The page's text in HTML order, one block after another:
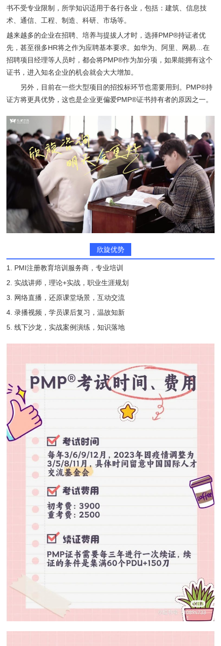
书不受专业限制，所学知识适用于各行各业，包括：建筑、信息技
术、通信、工程、制造、科研、市场等。
越来越多的企业在招聘、培养与提拔人才时，选择PMP®持证者优
先，甚至很多HR将之作为应聘基本要求。如华为、阿里、网易…在
招聘项目经理等人员时，都会将PMP®作为加分项，如果能拥有这个
证书，进入知名企业的机会就会大大增加。
另外，目前在一些大型项目的招投标环节也需要用到。PMP®持
证方将更具优势，这也是企业更偏爱PMP®证书持有者的原因之一。
欣旋优势
1. PMI注册教育培训服务商，专业培训
2. 实战讲师，理论+实战，职业生涯规划
3. 网络直播，还原课堂场景，互动交流
4. 录播视频，学员课后复习，温故知新
5. 线下沙龙，实战案例演练，知识落地